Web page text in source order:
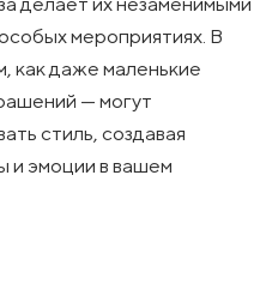
мероприятиях. В
как даже маленькие
— могут
стиль, создавая
и эмоции в вашем